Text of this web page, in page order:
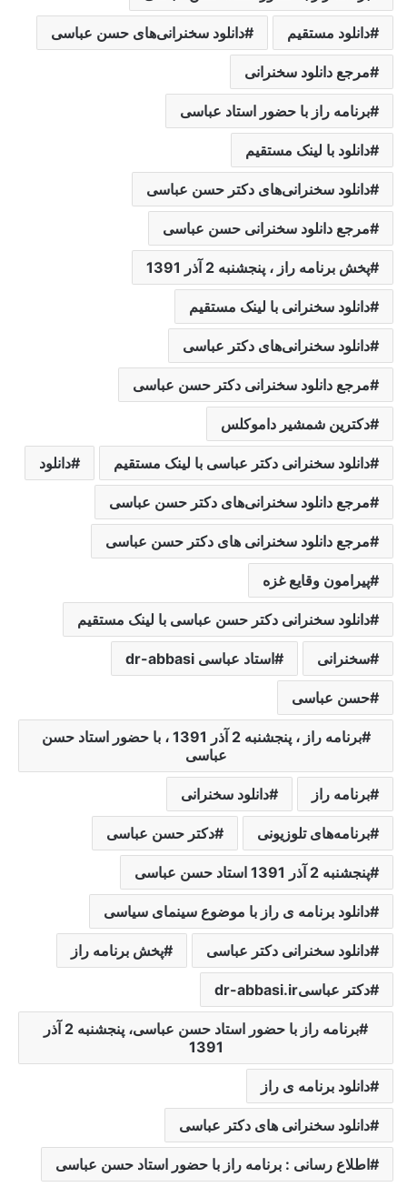
دانلود مستقیم دانلود سخنرانی‌های حسن عباسی
مرجع دانلود سخنرانی
برنامه راز با حضور استاد عباسی
دانلود با لینک مستقیم
دانلود سخنرانی‌های دکتر حسن عباسی
مرجع دانلود سخنرانی حسن عباسی
پخش برنامه راز ، پنجشنبه 2 آذر 1391
دانلود سخنرانی با لینک مستقیم
دانلود سخنرانی‌های دکتر عباسی
مرجع دانلود سخنرانی دکتر حسن عباسی
دکترین شمشیر داموکلس
دانلود سخنرانی دکتر عباسی با لینک مستقیم دانلود
مرجع دانلود سخنرانی‌های دکتر حسن عباسی
مرجع دانلود سخنرانی های دکتر حسن عباسی
پیرامون وقایع غزه
دانلود سخنرانی دکتر حسن عباسی با لینک مستقیم
سخنرانی استاد عباسی dr-abbasi
حسن عباسی
برنامه راز ، پنجشنبه 2 آذر 1391 ، با حضور استاد حسن
عباسی
برنامه راز دانلود سخنرانی
برنامه‌های تلوزیونی دکتر حسن عباسی
پنجشنبه 2 آذر 1391 استاد حسن عباسی
دانلود برنامه ی راز با موضوع سینمای سیاسی
دانلود سخنرانی دکتر عباسی پخش برنامه راز
دکتر عباسیdr-abbasi.ir
برنامه راز با حضور استاد حسن عباسی، پنجشنبه 2 آذر
1391
دانلود برنامه ی راز
دانلود سخنرانی های دکتر عباسی
اطلاع رسانی : برنامه راز با حضور استاد حسن عباسی